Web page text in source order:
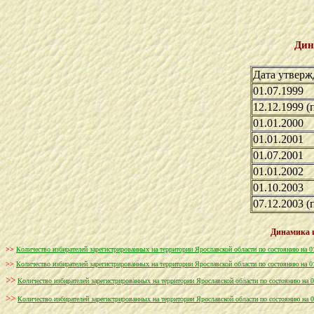
Дата
01.07.1999
12.12.1999
01.01.2000
01.01.2001
01.07.2001
01.01.2002
01.10.2003
07.12.2003
Динамика
>> Количество избирателей зарегистрированных на территории Ярославской области по состоянию на
>> Количество избирателей зарегистрированных на территории Ярославской области по состоянию на
>> Количество избирателей зарегистрированных на территории Ярославской области по состоянию
>> Количество избирателей зарегистрированных на территории Ярославской области по состоянию на